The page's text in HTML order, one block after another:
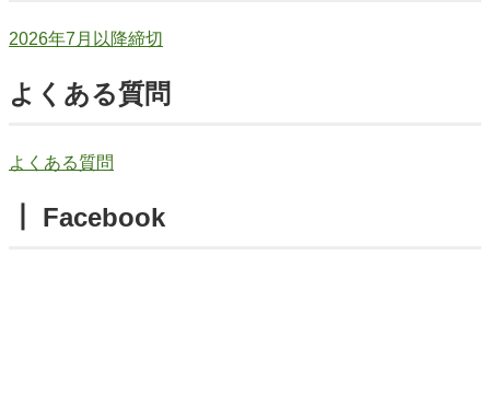
2026年7月以降締切
よくある質問
よくある質問
┃ Facebook